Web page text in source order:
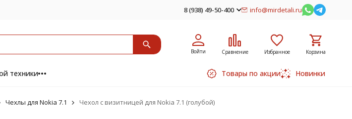
8 (938) 49-50-400 info@mirdetali.ru
Войти Сравнение Избранное Корзина
техники Товары по акции Новинки
Чехлы для Nokia 7.1 Чехол с визитницей для Nokia 7.1 (голубой)